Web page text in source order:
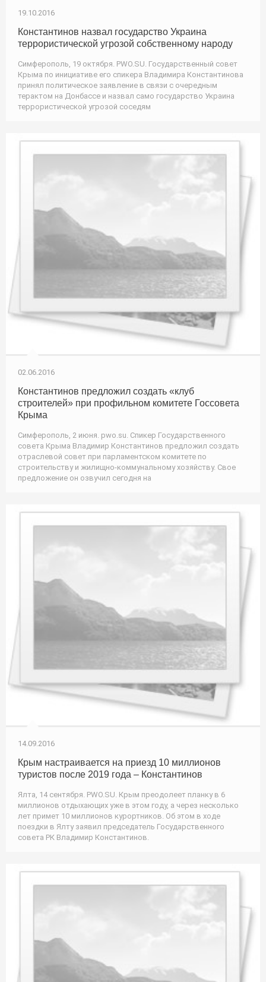
19.10.2016
Константинов назвал государство Украина
террористической угрозой собственному народу
Симферополь, 19 октября. PWO.SU. Государственный совет
Крыма по инициативе его спикера Владимира Константинова
принял политическое заявление в связи с очередным
терактом на Донбассе и назвал само государство Украина
террористической угрозой соседям
02.06.2016
Константинов предложил создать «клуб
строителей» при профильном комитете Госсовета
Крыма
Симферополь, 2 июня. pwo.su. Спикер Государственного
совета Крыма Владимир Константинов предложил создать
отраслевой совет при парламентском комитете по
строительству и жилищно-коммунальному хозяйству. Свое
предложение он озвучил сегодня на
14.09.2016
Крым настраивается на приезд 10 миллионов
туристов после 2019 года – Константинов
Ялта, 14 сентября. PWO.SU. Крым преодолеет планку в 6
миллионов отдыхающих уже в этом году, а через несколько
лет примет 10 миллионов курортников. Об этом в ходе
поездки в Ялту заявил председатель Государственного
совета РК Владимир Константинов.